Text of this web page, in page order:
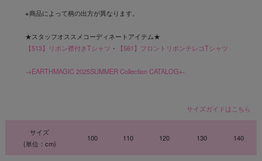
※商品によって柄の出方が異なります。
★スタッフオススメコーディネートアイテム★
【513】リボン襟付きTシャツ ・ 【561】フロントリボンテレコTシャツ
→EARTHMAGIC 2025SUMMER Collection CATALOG←
サイズガイドはこちら
サイズ
(単位：cm)
100 110 120 130 140